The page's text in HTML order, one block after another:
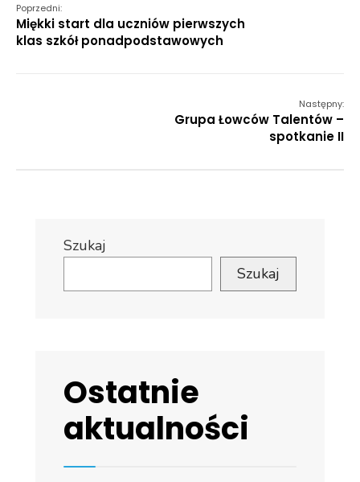
Poprzedni:
Miękki start dla uczniów pierwszych
klas szkół ponadpodstawowych
Następny:
Grupa Łowców Talentów –
spotkanie II
Szukaj
Szukaj
Ostatnie
aktualności